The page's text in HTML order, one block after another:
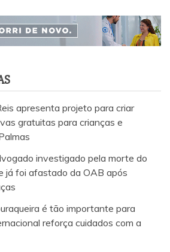
apresenta projeto para criar
gratuitas para crianças e
investigado pela morte do
já foi afastado da OAB após
é tão importante para
reforça cuidados com a